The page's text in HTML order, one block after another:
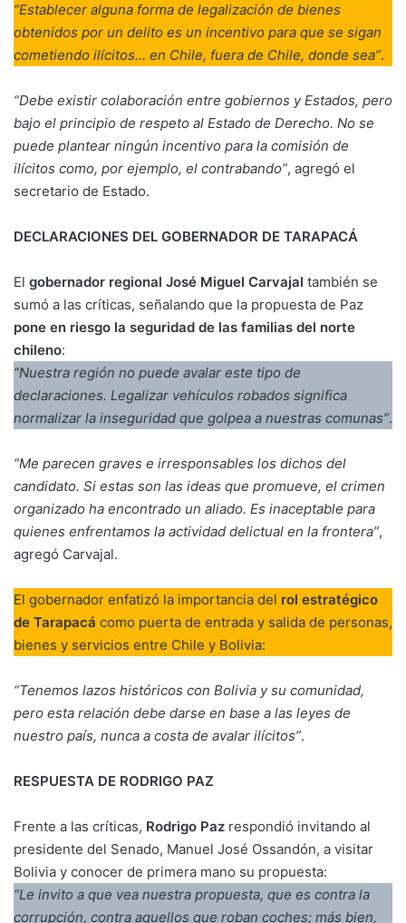
“Establecer alguna forma de legalización de bienes
obtenidos por un delito es un incentivo para que se sigan
cometiendo ilícitos… en Chile, fuera de Chile, donde sea”.
“Debe existir colaboración entre gobiernos y Estados, pero
bajo el principio de respeto al Estado de Derecho. No se
puede plantear ningún incentivo para la comisión de
ilícitos como, por ejemplo, el contrabando”, agregó el
secretario de Estado.
DECLARACIONES DEL GOBERNADOR DE TARAPACÁ
El gobernador regional José Miguel Carvajal también se
sumó a las críticas, señalando que la propuesta de Paz
pone en riesgo la seguridad de las familias del norte
chileno:
“Nuestra región no puede avalar este tipo de
declaraciones. Legalizar vehículos robados significa
normalizar la inseguridad que golpea a nuestras comunas”.
“Me parecen graves e irresponsables los dichos del
candidato. Si estas son las ideas que promueve, el crimen
organizado ha encontrado un aliado. Es inaceptable para
quienes enfrentamos la actividad delictual en la frontera”,
agregó Carvajal.
El gobernador enfatizó la importancia del rol estratégico
de Tarapacá como puerta de entrada y salida de personas,
bienes y servicios entre Chile y Bolivia:
“Tenemos lazos históricos con Bolivia y su comunidad,
pero esta relación debe darse en base a las leyes de
nuestro país, nunca a costa de avalar ilícitos”.
RESPUESTA DE RODRIGO PAZ
Frente a las críticas, Rodrigo Paz respondió invitando al
presidente del Senado, Manuel José Ossandón, a visitar
Bolivia y conocer de primera mano su propuesta:
“Le invito a que vea nuestra propuesta, que es contra la
corrupción, contra aquellos que roban coches; más bien,